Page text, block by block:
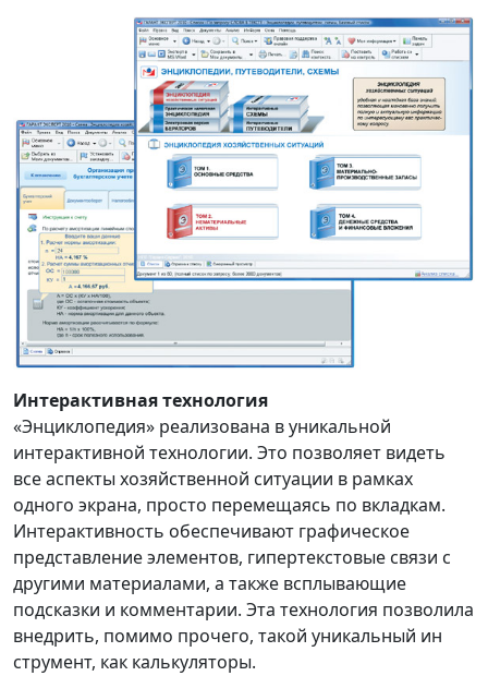
Интерактивная технология
«Энциклопедия» реализована в уникальной
интерактивной технологии. Это позволяет видеть
все аспекты хозяйственной ситуации в рамках
одного экрана, просто перемещаясь по вкладкам.
Интерактивность обеспечивают графическое
представление элементов, гипертекстовые связи с
другими материалами, а также всплывающие
подсказки и комментарии. Эта технология позволила
внедрить, помимо прочего, такой уникальный ин
струмент, как калькуляторы.